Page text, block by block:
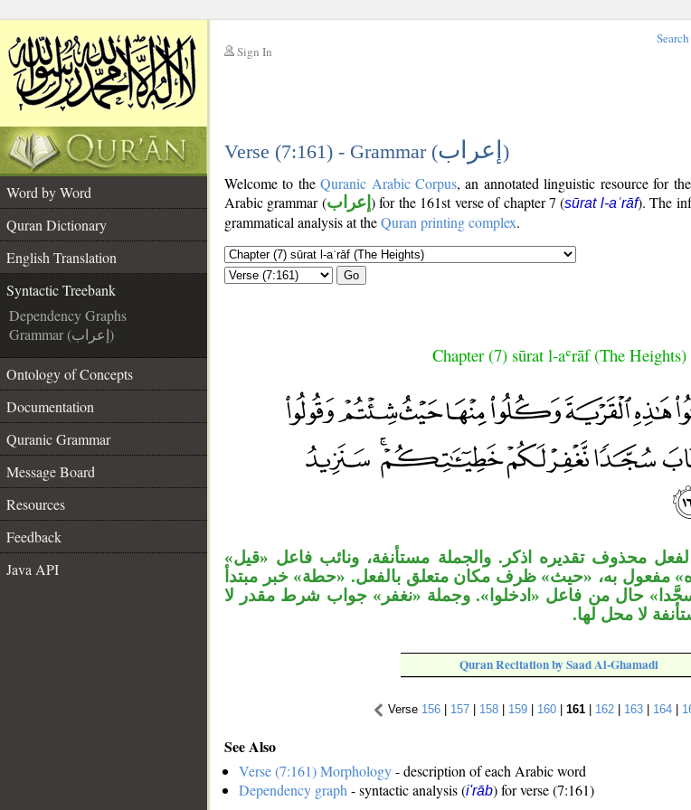
Sign In
Search
Verse (7:161) - Grammar (إعراب )
Word by Word
Quran Dictionary
English Translation
Syntactic Treebank
Dependency Graphs
Grammar (إعراب)
Ontology of Concepts
Documentation
Quranic Grammar
Message Board
Resources
Feedback
Java API
Welcome to theQuranic Arabic Corpus, an annotated linguistic resource for
Arabic grammar (إعراب ) for the 161st verse of chapter 7 (sūrat l-aʿrāf). The
grammatical analysis at theQuran printing complex.
Go
Chapter (7) sūrat l-aʿrāf (The Heights)
محذوف تقديره اذكر. والجملة مستأنفة، ونائب فاعل «قيل»
مفعول به، «حيث» ظرف مكان متعلق بالفعل. «حطة» خبر مبتدأ
حال من فاعل «ادخلوا». وجملة «نغفر» جواب شرط مقدر لا
لا محل لها.
Quran Recitation by Saad Al-Ghamadi
Verse 156 157 158 159 160 161 162 163 164
See Also
Verse (7:161) Morphology- description of each Arabic word
Dependency graph- syntactic analysis (i'rāb) for verse (7:161)